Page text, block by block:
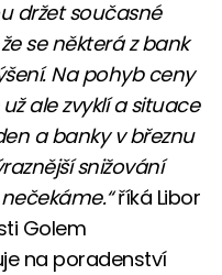
držet současné
se některá z bank
Na pohyb ceny
ale zvyklí a situace
a banky v březnu
snižování
říká Libor
Golem
na poradenství